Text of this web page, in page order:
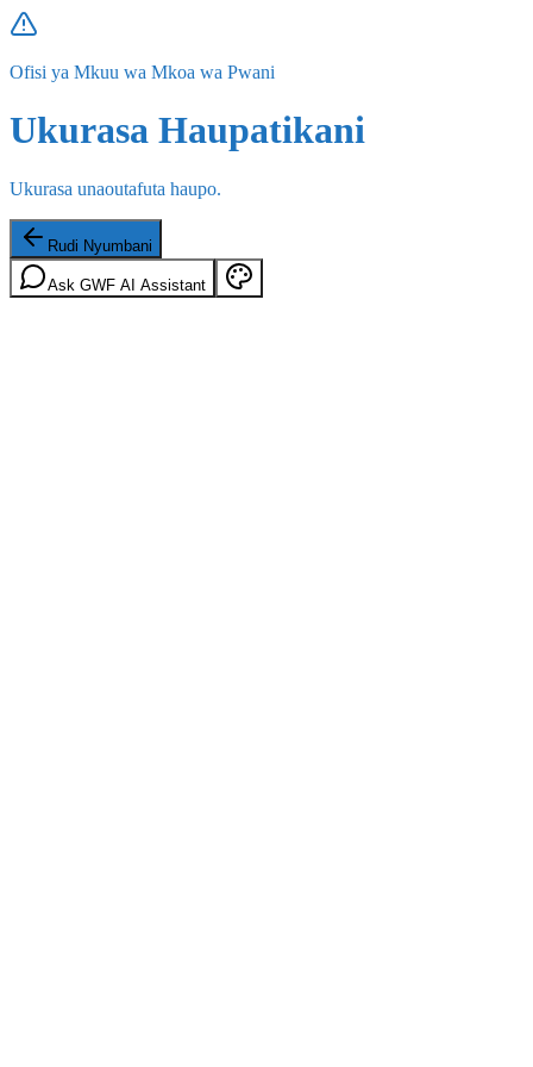
Ofisi ya Mkuu wa Mkoa wa Pwani
Ukurasa Haupatikani
Ukurasa unaoutafuta haupo.
Rudi Nyumbani
Ask GWF AI Assistant